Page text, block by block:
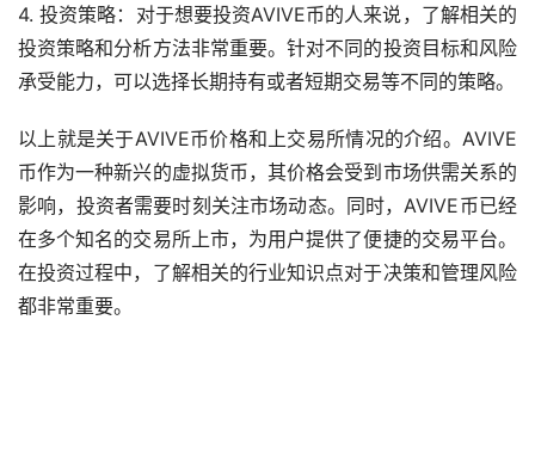
4. 投资策略：对于想要投资AVIVE币的人来说，了解相关的
投资策略和分析方法非常重要。针对不同的投资目标和风险
承受能力，可以选择长期持有或者短期交易等不同的策略。
以上就是关于AVIVE币价格和上交易所情况的介绍。AVIVE
币作为一种新兴的虚拟货币，其价格会受到市场供需关系的
影响，投资者需要时刻关注市场动态。同时，AVIVE币已经
在多个知名的交易所上市，为用户提供了便捷的交易平台。
在投资过程中，了解相关的行业知识点对于决策和管理风险
都非常重要。